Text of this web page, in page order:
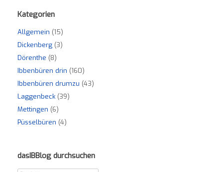
Kategorien
Allgemein (15)
Dickenberg (3)
Dörenthe (8)
Ibbenbüren drin (160)
Ibbenbüren drumzu (43)
Laggenbeck (39)
Mettingen (6)
Püsselbüren (4)
dasIBBlog durchsuchen